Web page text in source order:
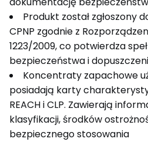
Produkt został zgłoszony
CPNP zgodnie z
1223/2009, co potwierdza
bezpieczeństwa i
Koncentraty zapachowe
posiadają karty
REACH i CLP. Zawierają
klasyfikacji, środków
bezpiecznego stosowania